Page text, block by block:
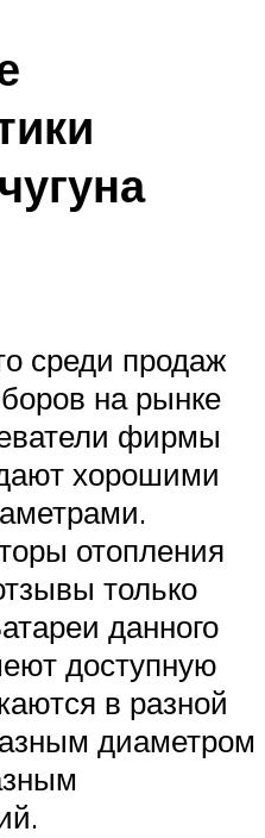
среди продаж
на рынке
фирмы
хорошими
отопления
только
данного
доступную
в разной
диаметром